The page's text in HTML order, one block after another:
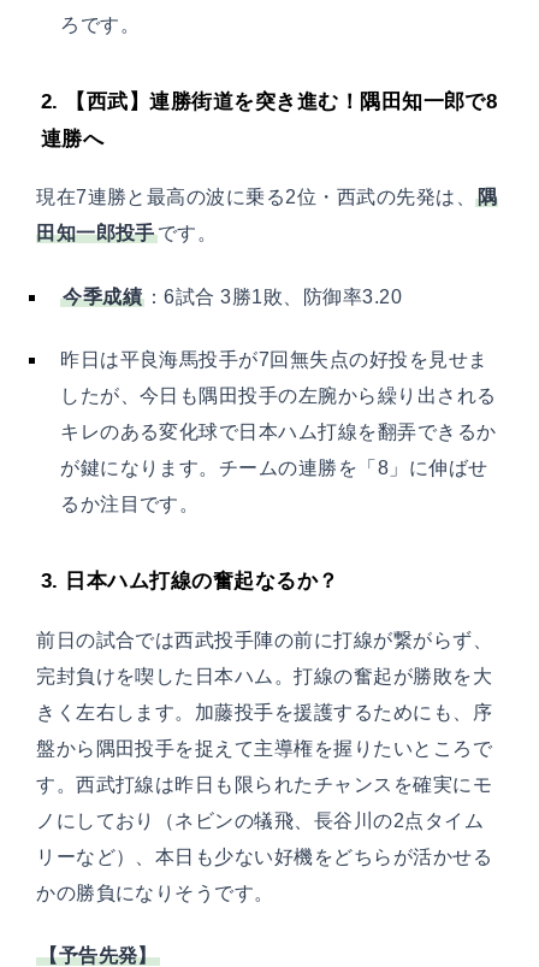
ろです。
2. 【西武】連勝街道を突き進む！隅田知一郎で8
連勝へ
現在7連勝と最高の波に乗る2位・西武の先発は、隅
田知一郎投手です。
今季成績：6試合 3勝1敗、防御率3.20
昨日は平良海馬投手が7回無失点の好投を見せま
したが、今日も隅田投手の左腕から繰り出される
キレのある変化球で日本ハム打線を翻弄できるか
が鍵になります。チームの連勝を「8」に伸ばせ
るか注目です。
3. 日本ハム打線の奮起なるか？
前日の試合では西武投手陣の前に打線が繋がらず、
完封負けを喫した日本ハム。打線の奮起が勝敗を大
きく左右します。加藤投手を援護するためにも、序
盤から隅田投手を捉えて主導権を握りたいところで
す。西武打線は昨日も限られたチャンスを確実にモ
ノにしており（ネビンの犠飛、長谷川の2点タイム
リーなど）、本日も少ない好機をどちらが活かせる
かの勝負になりそうです。
【予告先発】